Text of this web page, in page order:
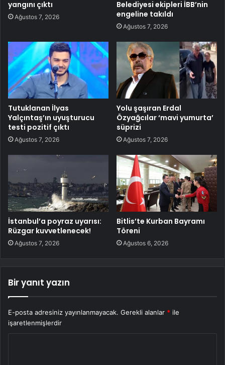
yangını çıktı
Ağustos 7, 2026
Belediyesi ekipleri İBB’nin
engeline takıldı
Ağustos 7, 2026
Tutuklanan İlyas
Yalçıntaş’ın uyuşturucu
testi pozitif çıktı
Ağustos 7, 2026
Yolu şaşıran Erdal
Özyağcılar ‘mavi yumurta’
süprizi
Ağustos 7, 2026
İstanbul’a poyraz uyarısı:
Rüzgar kuvvetlenecek!
Ağustos 7, 2026
Bitlis’te Kurban Bayramı
Töreni
Ağustos 6, 2026
Bir yanıt yazın
E-posta adresiniz yayınlanmayacak. Gerekli alanlar * ile
işaretlenmişlerdir